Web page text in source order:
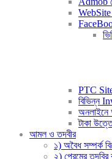
WebSite
PTC
বিভিন্ন
অনলাইনে
টাকা
আমল ও তদবীর
১) অবৈধ সম্পর্ক
২) প্রেমের